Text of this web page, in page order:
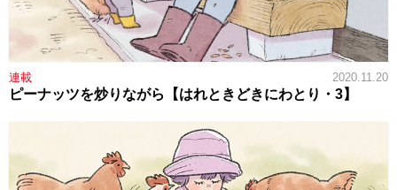
連載 2020.11.20
ピーナッツを炒りながら【はれときどきにわとり・3】